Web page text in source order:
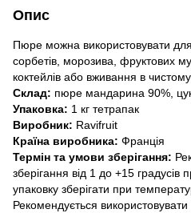
Опис
Пюре можна використовувати для
сорбетів, морозива, фруктових
коктейлів або вживання в чистому
Склад: пюре мандарина 90%,
Упаковка: 1 кг тетрапак
Виробник: Ravifruit
Країна виробника: Франція
Термін та умови зберігання:
зберігання від 1 до +15 градусів
упаковку зберігати при
Рекомендується